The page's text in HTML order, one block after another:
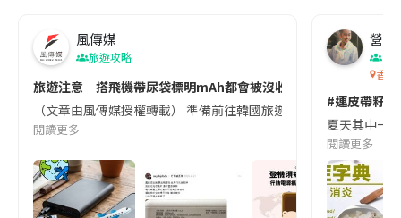
風傳媒
旅遊攻略
旅遊注意｜搭飛機帶尿袋標明mAh都會被沒收😱出發前切記檢查
（文章由風傳媒授權轉載） 準備前往韓國旅遊的民眾，近期要
閱讀更多
營養
香港
#連皮帶籽
夏天其中一
閱讀更多